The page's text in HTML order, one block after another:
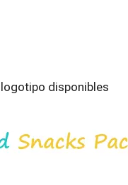
disponibles